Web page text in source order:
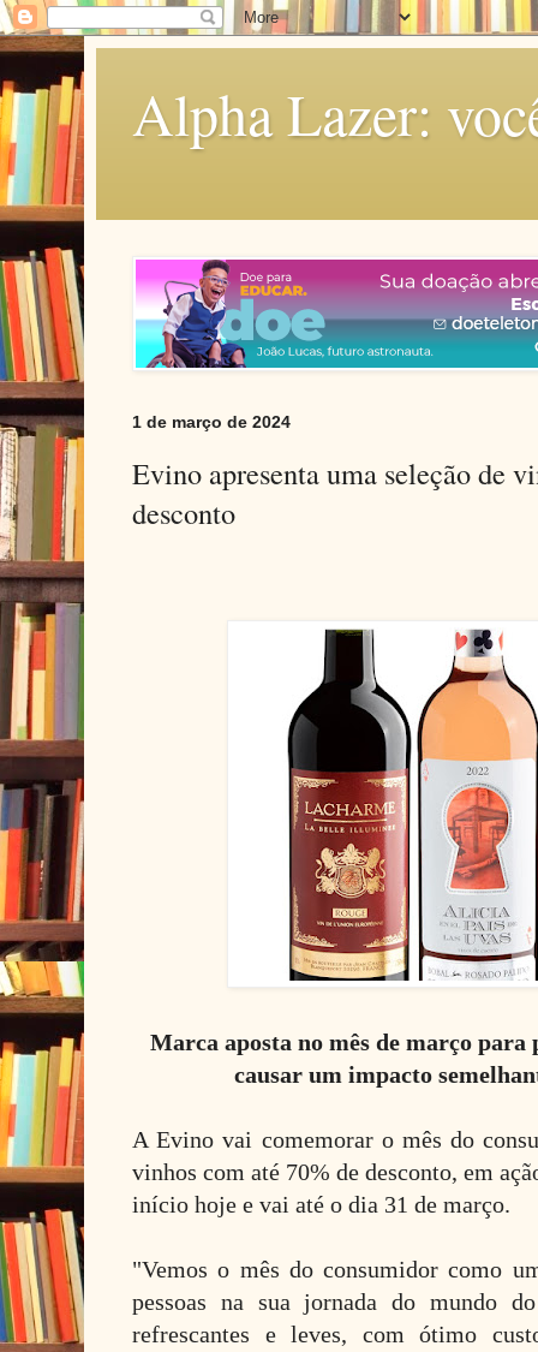
Alpha Lazer:
1 de março de 2024
Evino apresenta uma seleção de
desconto
Marca aposta no mês de março para
causar um impacto
A Evino vai comemorar o mês do
vinhos com até 70% de desconto, em
início hoje e vai até o dia 31 de março.
"Vemos o mês do consumidor como
pessoas na sua jornada do mundo
refrescantes e leves, com ótimo